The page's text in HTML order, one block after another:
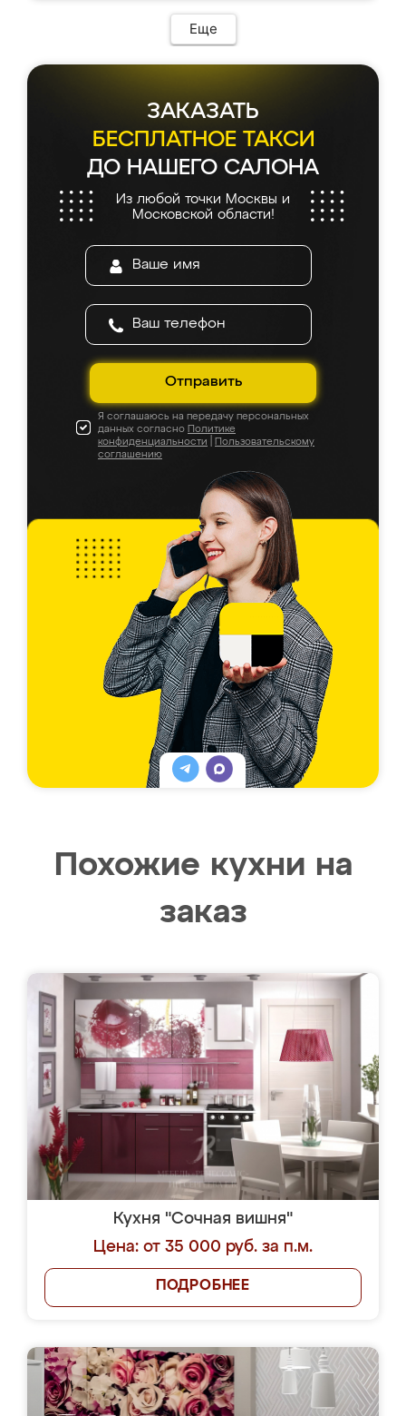
Еще
ЗАКАЗАТЬ
БЕСПЛАТНОЕ ТАКСИ
ДО НАШЕГО САЛОНА
Из любой точки Москвы и
Московской области!
Отправить
Я соглашаюсь на передачу персональных
данных согласно Политике
конфиденциальности
Пользовательскому
соглашению
Похожие кухни на
заказ
Кухня "Сочная вишня"
Цена: от 35 000 руб. за п.м.
ПОДРОБНЕЕ